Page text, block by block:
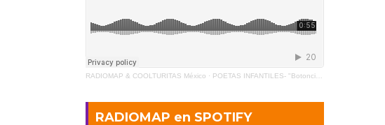
RADIOMAP & COOLTURITAS México · POETAS INFANTILES- "Botoncito" de Gabriela Mistral (2)
RADIOMAP en SPOTIFY